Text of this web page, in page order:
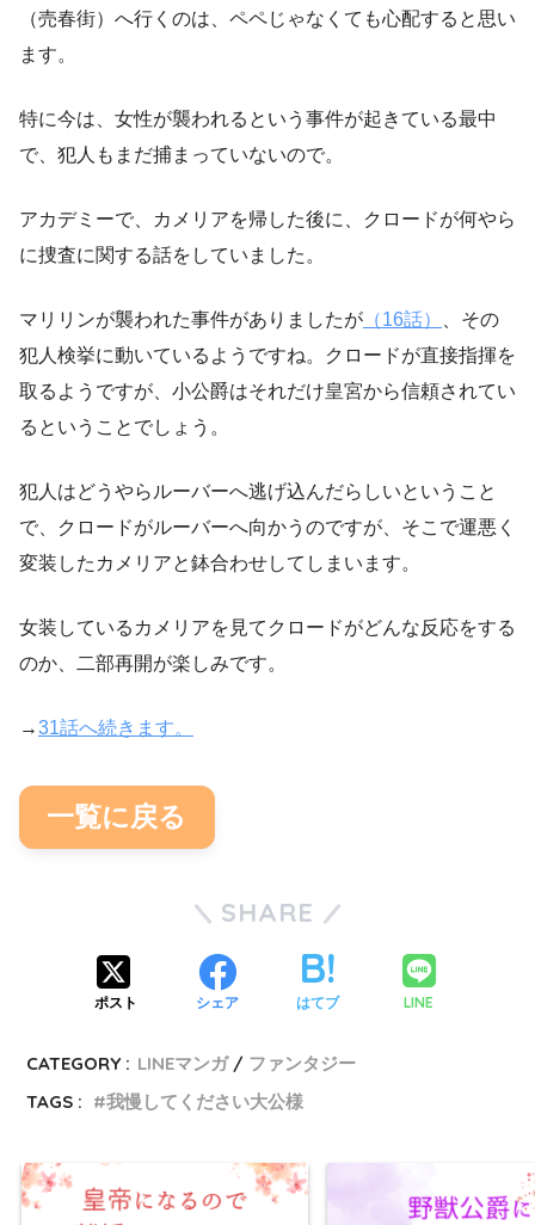
（売春街）へ行くのは、ペペじゃなくても心配すると思い
ます。
特に今は、女性が襲われるという事件が起きている最中
で、犯人もまだ捕まっていないので。
アカデミーで、カメリアを帰した後に、クロードが何やら
に捜査に関する話をしていました。
マリリンが襲われた事件がありましたが （16話）
、その
犯人検挙に動いているようですね。クロードが直接指揮を
取るようですが、小公爵はそれだけ皇宮から信頼されてい
るということでしょう。
犯人はどうやらルーバーへ逃げ込んだらしいということ
で、クロードがルーバーへ向かうのですが、そこで運悪く
変装したカメリアと鉢合わせしてしまいます。
女装しているカメリアを見てクロードがどんな反応をする
のか、二部再開が楽しみです。
→31話へ続きます。
一覧に戻る
SHARE
ポスト シェア はてブ LINE
CATEGORY : LINEマンガ
ファンタジー
TAGS :
我慢してください大公様